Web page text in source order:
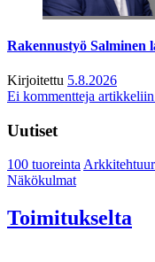
Rakennustyö Salminen
Kirjoitettu 5.8.2026
Ei kommentteja artikkeliin
Uutiset
100 tuoreinta
Näkökulmat
Toimitukselta